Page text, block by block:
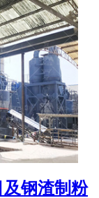
钢渣制粉